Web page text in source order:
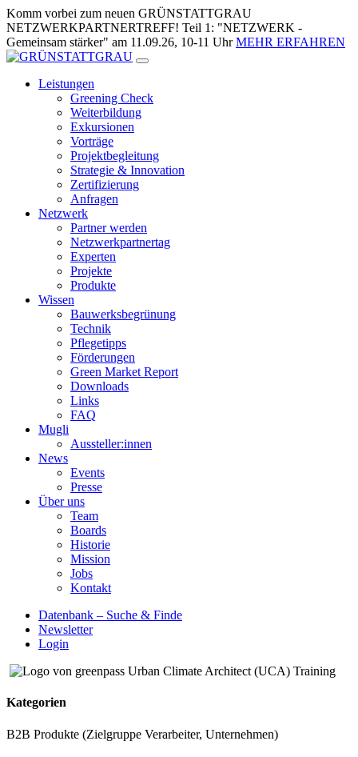
Zum
Inhalt
springen
Komm vorbei zum neuen GRÜNSTATTGRAU
NETZWERKPARTNERTREFF! Teil 1: "NETZWERK -
Gemeinsam stärker" am 11.09.26, 10-11 UhrMEHR ERFAHREN
Leistungen
Greening Check
Weiterbildung
Exkursionen
Vorträge
Projektbegleitung
Strategie & Innovation
Zertifizierung
Anfragen
Netzwerk
Partner werden
Netzwerkpartnertag
Experten
Projekte
Produkte
Wissen
Bauwerksbegrünung
Technik
Pflegetipps
Förderungen
Green Market Report
Downloads
Links
FAQ
Mugli
Aussteller:innen
News
Events
Presse
Über uns
Team
Boards
Historie
Mission
Jobs
Kontakt
Datenbank – Suche & Finde
Newsletter
Login
Kategorien
B2B Produkte (Zielgruppe Verarbeiter, Unternehmen)